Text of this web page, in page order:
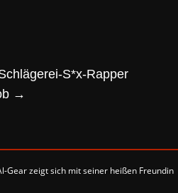
S*x-Rapper
→
Gear zeigt sich mit seiner heißen Freundin